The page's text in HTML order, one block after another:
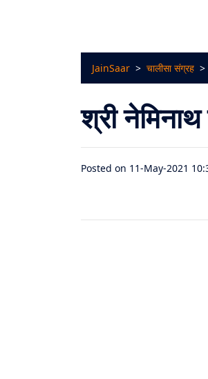
JainSaar > चालीसा संग्रह >
श्री नेमिनाथ
Posted on 11-May-2021